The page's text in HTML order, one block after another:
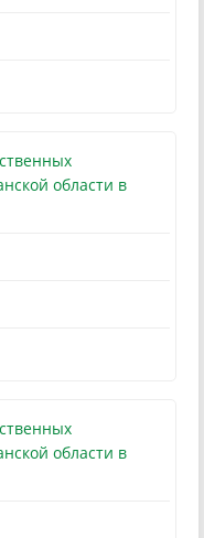
области в
области в